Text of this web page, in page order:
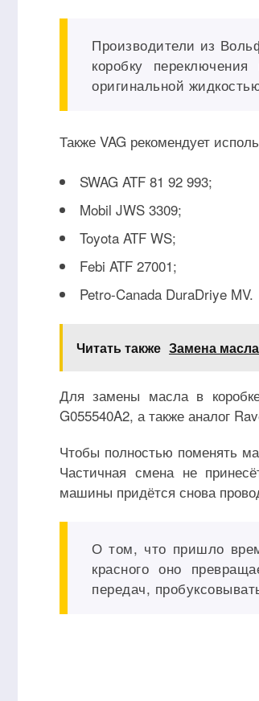
Производители из
коробку
оригинальной
Также VAG рекомендует
SWAG ATF 81 92 993;
Mobil JWS 3309;
Toyota ATF WS;
Febi ATF 27001;
Petro-Canada DuraDriye MV.
Читать также Замена
Для замены масла в
G055540A2, а также аналог
Чтобы полностью поменять
Частичная смена не
машины придётся снова
О том, что пришло
красного оно
передач,